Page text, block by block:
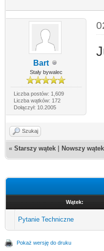
Bart
Stały bywalec
Liczba postów: 1,609
Liczba wątków: 172
Dołączył: 10.2005
Szukaj
« Starszy wątek Nowszy wątek
Wątek:
Pytanie Techniczne
Pokaż wersję do druku